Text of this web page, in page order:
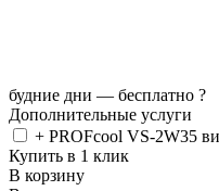
будние дни — бесплатно ?
Дополнительные услуги
+ PROFcool VS-2W35
Купить в 1 клик
В корзину